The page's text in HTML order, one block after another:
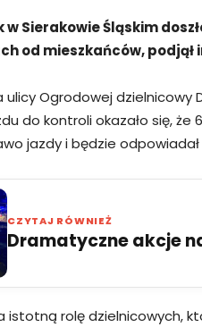
Sierakowie Śląskim
od mieszkańców,
ulicy Ogrodowej
do kontroli okazało się,
jazdy i będzie
CZYTAJ RÓWNIEŻ
Dramatyczne akcje
istotną rolę dzielnicowych,